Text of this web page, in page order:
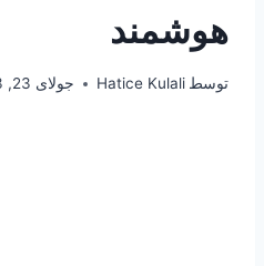
هوشمند
توسط Hatice Kulali جولای 23, 2023